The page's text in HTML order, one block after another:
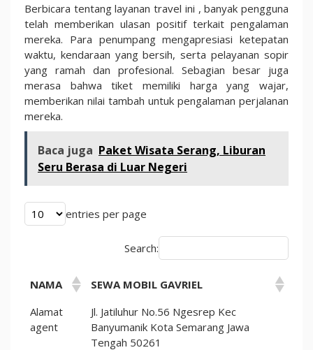
Berbicara tentang layanan travel ini , banyak pengguna
telah memberikan ulasan positif terkait pengalaman
mereka. Para penumpang mengapresiasi ketepatan
waktu, kendaraan yang bersih, serta pelayanan sopir
yang ramah dan profesional. Sebagian besar juga
merasa bahwa tiket memiliki harga yang wajar,
memberikan nilai tambah untuk pengalaman perjalanan
mereka.
Baca juga Paket Wisata Serang, Liburan
Seru Berasa di Luar Negeri
entries per page
Search:
NAMA
SEWA MOBIL GAVRIEL
Alamat
agent
Jl. Jatiluhur No.56 Ngesrep Kec
Banyumanik Kota Semarang Jawa
Tengah 50261